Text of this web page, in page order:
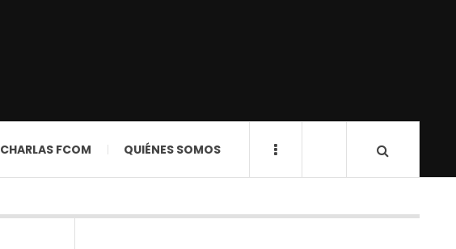
CHARLAS FCOM QUIÉNES SOMOS